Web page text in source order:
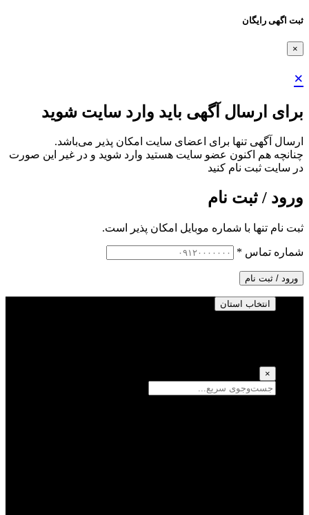
ثبت اگهی رایگان
×
×
برای ارسال آگهی باید وارد سایت شوید
ارسال آگهی تنها برای اعضای سایت امکان پذیر می‌باشد.
چنانچه هم‌ اکنون عضو سایت هستید وارد شوید و در غیر این صورت
در سایت ثبت نام کنید
ورود / ثبت نام
ثبت نام تنها با شماره موبایل امکان پذیر است.
شماره تماس *
ورود / ثبت نام
انتخاب استان
×